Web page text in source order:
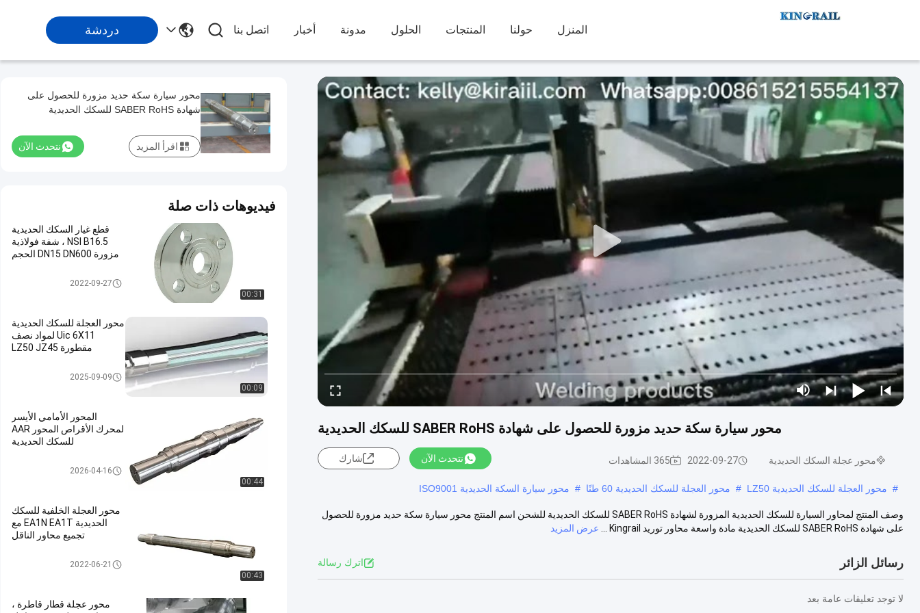
المنزل حولنا المنتجات الحلول مدونة أخبار اتصل بنا دردشة
محور سيارة سكة حديد مزورة للحصول على شهادة SABER RoHS للسكك الحديدية
محور عجلة السكك الحديدية 2022-09-27 365 المشاهدات نتحدث الآن شارك
# محور العجلة للسكك الحديدية LZ50 # محور العجلة للسكك الحديدية 60 طنًا # محور سيارة السكة الحديدية ISO9001
وصف المنتج لمحاور السيارة للسكك الحديدية المزورة لشهادة SABER RoHS للسكك الحديدية للشحن اسم المنتج محور سيارة سكة حديد مزورة للحصول
على شهادة SABER RoHS للسكك الحديدية مادة واسعة محاور توريد Kingrail ...
عرض المزيد
رسائل الزائر اترك رسالة
لا توجد تعليقات عامة بعد
محور سيارة سكة حديد مزورة للحصول على
شهادة SABER RoHS للسكك الحديدية
نتحدث الآن اقرأ المزيد
فيديوهات ذات صلة
00:31
قطع غيار السكك الحديدية
NSI B16.5 ، شفة فولاذية
مزورة DN15 DN600 الحجم
قطع غيار السكك الحديدية
2022-09-27
00:09
محور العجلة للسكك الحديدية
Uic 6X11 لمواد نصف
مقطورة LZ50 JZ45
محور عجلة السكك الحديدية
2025-09-09
00:44
المحور الأمامي الأيسر
لمحرك الأقراص المحور AAR
للسكك الحديدية
محور عجلة السكك الحديدية
2026-04-16
00:43
محور العجلة الخلفية للسكك
الحديدية EA1N EA1T مع
تجميع محاور الناقل
محور عجلة السكك الحديدية
2022-06-21
محور عجلة قطار قاطرة ،